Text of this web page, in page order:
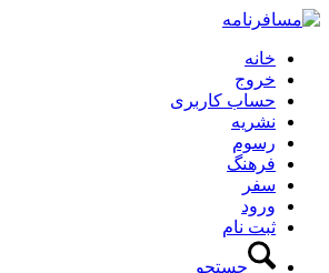
خانه
خروج
حساب کاربری
نشریه
رسوم
فرهنگ
سفر
ورود
ثبت نام
جستجو